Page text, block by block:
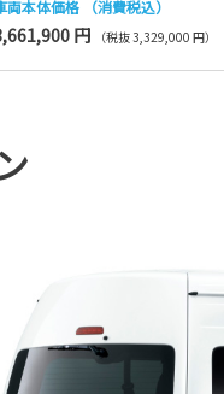
両本体価格 （消費税込）
円 （税抜 3,329,000 円）